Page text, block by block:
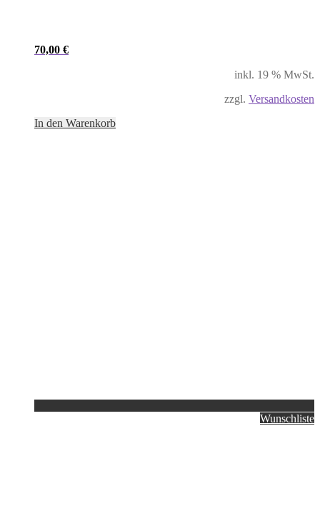
70,00 €
inkl. 19 % MwSt.
zzgl. Versandkosten
In den Warenkorb
Wunschliste